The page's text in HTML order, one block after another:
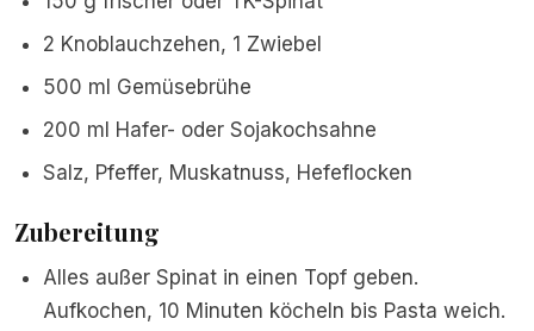
2 Knoblauchzehen, 1 Zwiebel
500 ml Gemüsebrühe
200 ml Hafer- oder Sojakochsahne
Salz, Pfeffer, Muskatnuss, Hefeflocken
Zubereitung
Alles außer Spinat in einen Topf geben.
Aufkochen, 10 Minuten köcheln bis Pasta weich.